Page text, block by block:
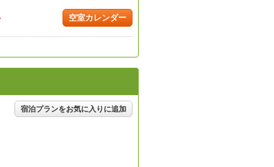
空室カレンダー
宿泊プランをお気に入りに追加